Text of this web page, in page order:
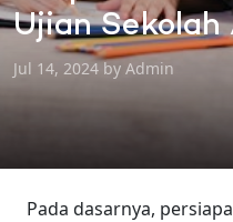
Ujian Sekolah
Jul 14, 2024 by Admin
Pada dasarnya,